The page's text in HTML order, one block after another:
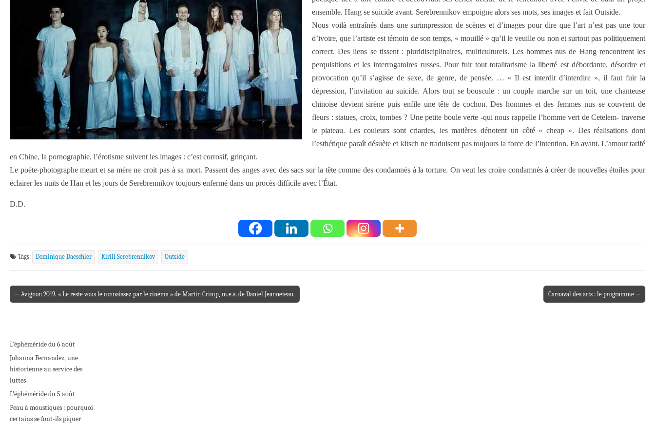
ensemble. Hang se suicide avant. Serebrennikov empoigne alors ses mots, ses images et fait Outside.
Nous voilà entraînés dans une surimpression de scènes et d’images pour dire que l’art n’est pas une tour
d’ivoire, que l’artiste est témoin de son temps, « mouillé » qu’il le veuille ou non et surtout pas politiquement
correct. Des liens se tissent : pluridisciplinaires, multiculturels. Les hommes nus de Hang rencontrent les
perquisitions et les interrogatoires russes. Pour fuir tout totalitarisme la liberté est débordante, désordre et
provocation qu’il s’agisse de sexe, de genre, de pensée. … « Il est interdit d’interdire », il faut fuir la
dépression, l’invitation au suicide. Alors tout se bouscule : un couple marche sur un toit, une chanteuse
chinoise devient sirène puis enfile une tête de cochon. Des hommes et des femmes nus se couvrent de
fleurs : statues, croix, tombes ? Une petite boule verte -qui nous rappelle l’homme vert de Cetelem- traverse
le plateau. Les couleurs sont criardes, les matières dénotent un côté « cheap ». Des réalisations dont
l’esthétique paraît désuète et kitsch ne traduisent pas toujours la force de l’intention. En avant. L’amour tarifé
en Chine, la pornographie, l’érotisme suivent les images : c’est corrosif, grinçant.
Le poète-photographe meurt et sa mère ne croit pas à sa mort. Passent des anges avec des sacs sur la tête comme des condamnés à la torture. On veut les croire condamnés à créer de nouvelles étoiles pour
éclairer les nuits de Han et les jours de Serebrennikov toujours enfermé dans un procès difficile avec l’État.
D.D.
Tags: Dominique Daeschler Kirill Serebrennikov Outside
Post navigation
← Avignon 2019. « Le reste vous le connaissez par le cinéma » de Martin Crimp, m.e.s. de Daniel Jeanneteau. Carnaval des arts : le programme →
L’éphéméride du 6 août
Johanna Fernandez, une
historienne au service des
luttes
L’éphéméride du 5 août
Peau à moustiques : pourquoi
certains se font-ils piquer